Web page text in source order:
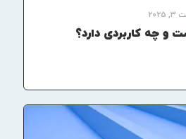
و چه کاربردی دارد؟